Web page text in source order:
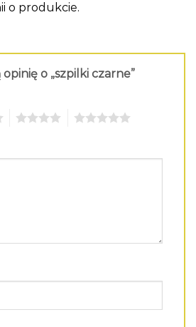
o produkcie.
o „szpilki czarne”